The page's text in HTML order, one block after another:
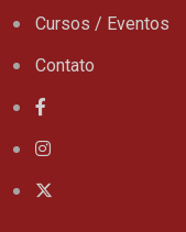
Cursos / Eventos
Contato